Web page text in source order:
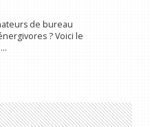
de bureau
? Voici le